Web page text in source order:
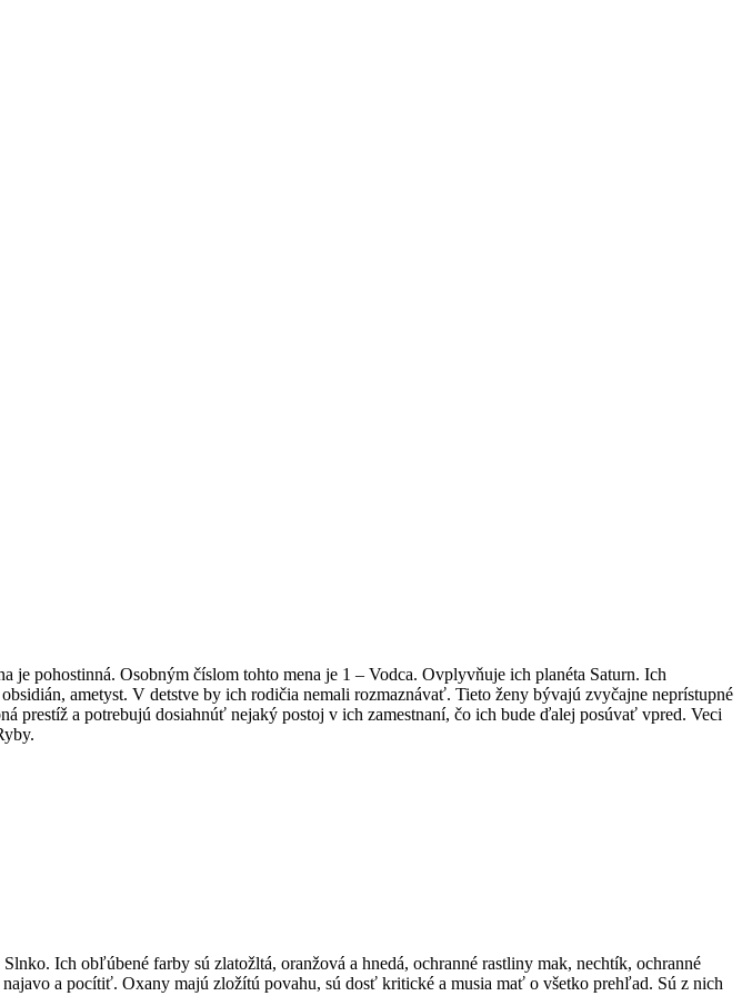
pohostinná. Osobným číslom tohto mena je 1 – Vodca. Ovplyvňuje ich planéta Saturn. Ich
ametyst. V detstve by ich rodičia nemali rozmaznávať. Tieto ženy bývajú zvyčajne neprístupné
prestíž a potrebujú dosiahnúť nejaký postoj v ich zamestnaní, čo ich bude ďalej posúvať vpred. Veci
Ich obľúbené farby sú zlatožltá, oranžová a hnedá, ochranné rastliny mak, nechtík, ochranné
a pocítiť. Oxany majú zložítú povahu, sú dosť kritické a musia mať o všetko prehľad. Sú z nich